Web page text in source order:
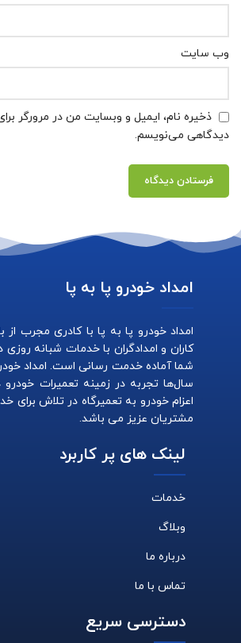
وب‌ سایت
ذخیره نام، ایمیل و وبسایت من در مرورگر
دیدگاهی می‌نویسم.
امداد خودرو پا به پا
امداد خودرو پا به پا با کادری مجرب از
کاران و امدادگران با خدمات شبانه
شما آماده خدمت رسانی است. امداد خودرو
سال‌ها تجربه در زمینه تعمیرات
اعزام خودرو به تعمیرگاه در تلاش برای
مشتریان عزیز می باشد.
لینک های پر کاربرد
خدمات
وبلاگ
درباره ما
تماس با ما
دسترسی سریع